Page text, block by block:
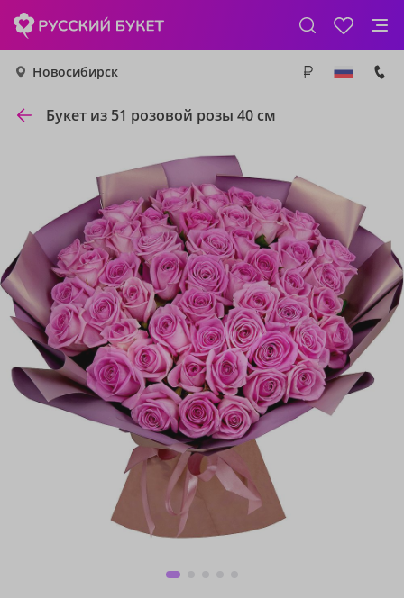
Новосибирск
Букет из 51 розовой розы 40 см